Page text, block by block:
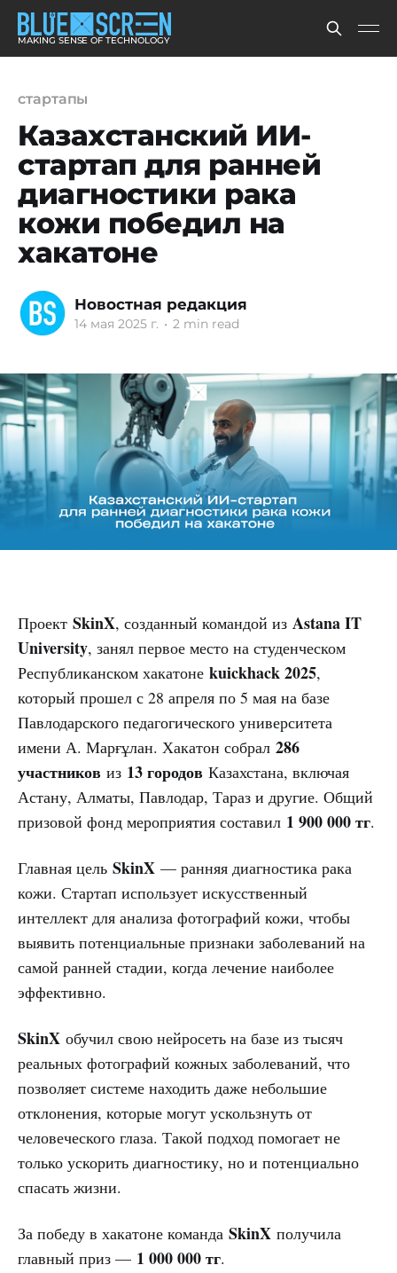
MAKING SENSE OF TECHNOLOGY
стартапы
Казахстанский ИИ-
стартап для ранней
диагностики рака
кожи победил на
хакатоне
Новостная редакция
14 мая 2025 г. • 2 min read
Проект SkinX, созданный командой из Astana IT
University, занял первое место на студенческом
Республиканском хакатоне kuickhack 2025,
который прошел с 28 апреля по 5 мая на базе
Павлодарского педагогического университета
имени А. Марғұлан. Хакатон собрал 286
участников из 13 городов Казахстана, включая
Астану, Алматы, Павлодар, Тараз и другие. Общий
призовой фонд мероприятия составил 1 900 000 тг.
Главная цель SkinX — ранняя диагностика рака
кожи. Стартап использует искусственный
интеллект для анализа фотографий кожи, чтобы
выявить потенциальные признаки заболеваний на
самой ранней стадии, когда лечение наиболее
эффективно.
SkinX обучил свою нейросеть на базе из тысяч
реальных фотографий кожных заболеваний, что
позволяет системе находить даже небольшие
отклонения, которые могут ускользнуть от
человеческого глаза. Такой подход помогает не
только ускорить диагностику, но и потенциально
спасать жизни.
За победу в хакатоне команда SkinX получила
главный приз — 1 000 000 тг.